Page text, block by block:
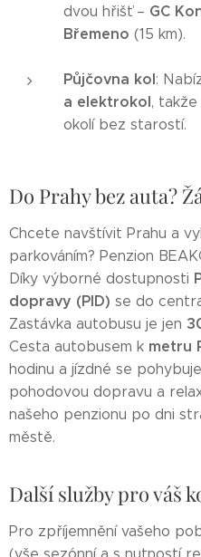
dvou hřišť – GC
Břemeno (15 km).
Půjčovna kol:
a elektrokol,
okolí bez starostí.
Do Prahy bez auta?
Chcete navštívit Prahu a
parkováním? Penzion
Díky výborné dostupnosti
dopravy (PID) se do
Zastávka autobusu je jen
Cesta autobusem k metru
hodinu a jízdné se
pohodovou dopravu a
našeho penzionu po dni
městě.
Další služby pro váš
Pro zpříjemnění vašeho